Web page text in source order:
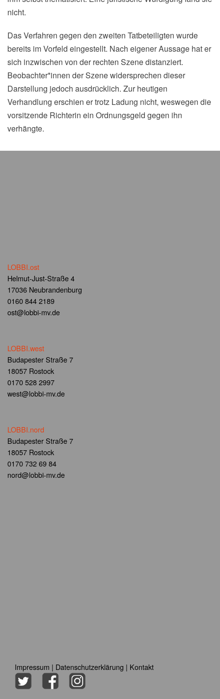
nicht.
Das Verfahren gegen den zweiten Tatbeteiligten wurde
bereits im Vorfeld eingestellt. Nach eigener Aussage hat er
sich inzwischen von der rechten Szene distanziert.
Beobachter*innen der Szene widersprechen dieser
Darstellung jedoch ausdrücklich. Zur heutigen
Verhandlung erschien er trotz Ladung nicht, weswegen die
vorsitzende Richterin ein Ordnungsgeld gegen ihn
verhängte.
LOBBI.ost
Helmut-Just-Straße 4
17036 Neubrandenburg
0160 844 2189
ost@lobbi-mv.de
LOBBI.west
Budapester Straße 7
18057 Rostock
0170 528 2997
west@lobbi-mv.de
LOBBI.nord
Budapester Straße 7
18057 Rostock
0170 732 69 84
nord@lobbi-mv.de
Impressum | Datenschutzerklärung | Kontakt